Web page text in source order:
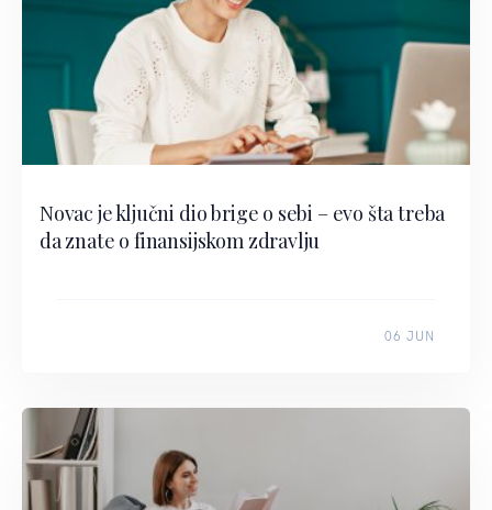
Novac je ključni dio brige o sebi – evo šta treba
da znate o finansijskom zdravlju
06 JUN